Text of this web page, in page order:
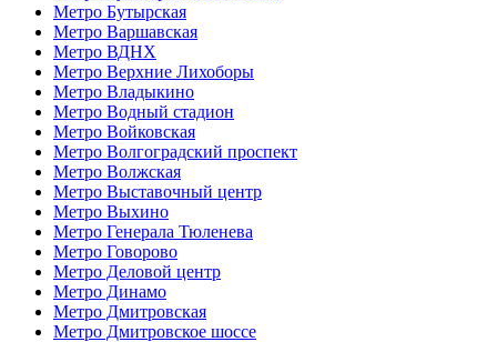
Метро Бутырская
Метро Варшавская
Метро ВДНХ
Метро Верхние Лихоборы
Метро Владыкино
Метро Водный стадион
Метро Войковская
Метро Волгоградский проспект
Метро Волжская
Метро Выставочный центр
Метро Выхино
Метро Генерала Тюленева
Метро Говорово
Метро Деловой центр
Метро Динамо
Метро Дмитровская
Метро Дмитровское шоссе